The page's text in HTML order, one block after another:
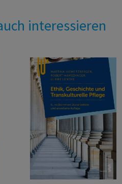
interessieren